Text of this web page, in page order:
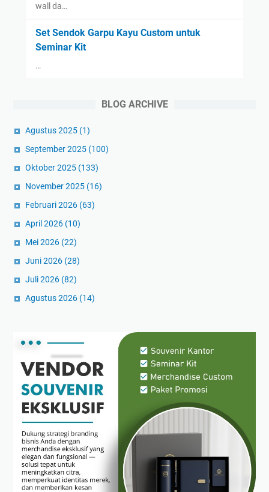
wall da…
Set Sendok Garpu Kayu Custom untuk
Seminar Kit
…
BLOG ARCHIVE
Agustus 2025 (1)
September 2025 (100)
Oktober 2025 (133)
November 2025 (16)
Februari 2026 (63)
April 2026 (10)
Mei 2026 (22)
Juni 2026 (28)
Juli 2026 (82)
Agustus 2026 (14)